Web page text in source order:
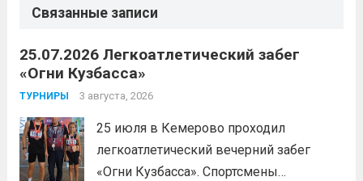
Связанные записи
25.07.2026 Легкоатлетический забег
«Огни Кузбасса»
ТУРНИРЫ 3 августа, 2026
25 июля в Кемерово проходил
легкоатлетический вечерний забег
«Огни Кузбасса». Спортсмены